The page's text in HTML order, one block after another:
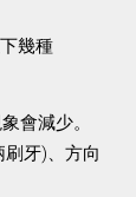
幾種
會減少。
刷牙)、方向